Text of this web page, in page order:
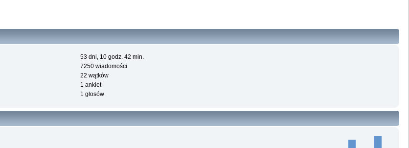
53 dni, 10 godz. 42 min.
7250 wiadomości
22 wątków
1 ankiet
1 głosów